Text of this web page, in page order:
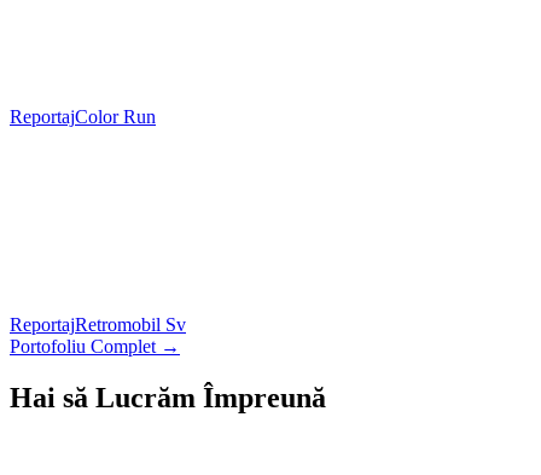
ReportajColor Run
ReportajRetromobil Sv
Portofoliu Complet →
Hai să Lucrăm Împreună